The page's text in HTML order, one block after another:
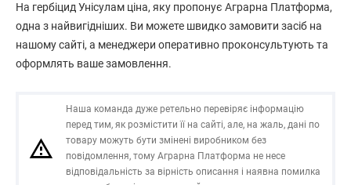
На гербіцид Унісулам ціна, яку пропонує Аграрна Платформа,
одна з найвигідніших. Ви можете швидко замовити засіб на
нашому сайті, а менеджери оперативно проконсультують та
оформлять ваше замовлення.
Наша команда дуже ретельно перевіряє інформацію
перед тим, як розмістити її на сайті, але, на жаль, дані по
товару можуть бути змінені виробником без
повідомлення, тому Аграрна Платформа не несе
відповідальність за вірність описання і наявна помилка